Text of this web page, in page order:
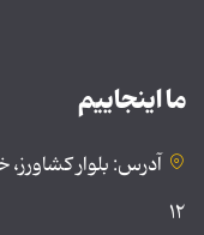
ما اینجاییم
آدرس: بلوار
۱۲